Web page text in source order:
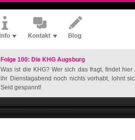
Folge 100: Die KHG Augsburg
Was ist die KHG? Wer sich das fragt, findet hier
ihr Dienstagabend noch nichts vorhabt, lohnt
Seid gespannt!